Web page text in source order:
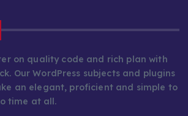
on quality code and rich plan with
Our WordPress subjects and plugins
an elegant, proficient and simple to
time at all.